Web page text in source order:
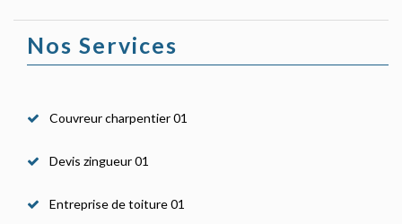
Nos Services
Couvreur charpentier 01
Devis zingueur 01
Entreprise de toiture 01